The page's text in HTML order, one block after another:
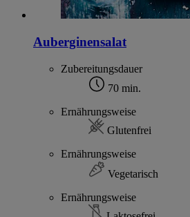
Auberginensalat
Zubereitungsdauer
70 min.
Ernährungsweise
Glutenfrei
Ernährungsweise
Vegetarisch
Ernährungsweise